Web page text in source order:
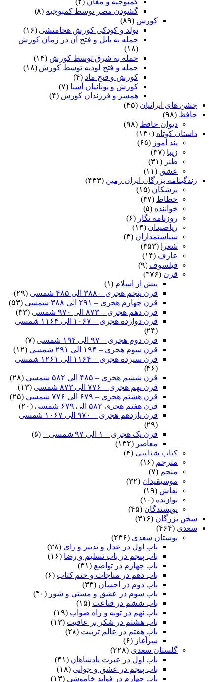
گشودن مصر توسط کمبوجیه (۸)
کورش (۸۹)
تولد و کودکی کورش هخامنشی (۱۶)
حمله به بابل و فتح آن در زمان کورش
(۱۸)
حمله به شرق توسط کورش (۱۴)
حمله و فتح لودیه توسط کورش (۱۸)
کورش و فتح ماد (۴)
کورش و یونانیان آسیا (۷)
همسر و فرزندان کورش (۴)
جشن های ایرانیان (۴۵)
حافظ (۹۸)
دیوان حافظ (۹۸)
داستان کوتاه (۱۳۰)
پند آموز (۶۵)
زیبا (۳۷)
طنز (۳۱)
عشق (۱۱)
زندگینامه بزرگان ایران زمین (۴۳۳)
پزشکان (۱۵)
خطاط (۳۷)
خواننده (۵)
روزنامه نگار (۶)
ریاضیدان (۱۴)
سیاستمداران (۳)
شعرا
(۳۵۳)
عارف (۱۴)
فیلسوف (۹)
قرن (۳۷۶)
پیش از اسلام (۱)
قرن پنجم هجری – ۳۸۸ الی ۴۸۵ شمسی
(۲۹)
قرن چهارم هجری – ۲۹۱ الی ۳۸۸ شمسی
(۵۳)
قرن دهم هجری – ۸۷۳ الی ۹۷۰ شمسی
(۳۳)
قرن دوازده هجری – ۱۰۶۷ الی ۱۱۶۴ شمسی
(۲۴)
قرن دوم هجری – ۹۷ الی ۱۹۴ شمسی
(۷)
قرن سوم هجری – ۱۹۴ الی ۲۹۱ شمسی
(۱۲)
قرن سیزده هجری – ۱۱۶۴ الی ۱۲۶۱ شمسی
(۴۶)
قرن ششم هجری – ۴۸۵ الی ۵۸۲ شمسی
(۲۸)
قرن نهم هجری – ۷۷۶ الی ۸۷۳ شمسی
(۱۳)
قرن هشتم هجری – ۶۷۹ الی ۷۷۶ شمسی
(۲۵)
قرن هفتم هجری ۵۸۲ الی ۶۷۹ شمسی
(۲۰)
قرن یازدهم هجری – ۹۷۰ الی ۱۰۶۷ شمسی
(۲۹)
قرن یک هجری – ۱ الی ۹۷ شمسی –
(۵)
معاصر (۱۳۲)
کتاب شناسی (۴)
مترجم (۱۶)
منجم (۷)
موسیقیدان (۳۲)
نقاش (۱۹)
نوازنده (۱۰)
نویسندگان (۴۵)
سخن بزرگان (۳۱۶)
سعدی (۴۶۴)
بوستان سعدی (۲۳۶)
باب اول در عدل و تدبیر و رای (۳۸)
باب پنجم در باب تسلیم و رضا (۱۶)
باب چهارم در تواضع (۳۱)
باب دهم در مناجات و ختم کتاب (۶)
باب دوم در احسان (۳۳)
باب سوم در عشق و مستی و شور (۳۰)
باب ششم در قناعت (۱۵)
باب نهم در توبه و راه صواب (۱۹)
باب هشتم در شکر بر عافیت (۱۳)
باب هفتم در عالم تربیت (۲۸)
سرآغاز (۶)
گلستان سعدی (۲۲۸)
باب اول در عبرت پادشاهان (۴۱)
باب پنجم در عشق و جوانى (۱۸)
باب چهارم در فواید خاموشى (۱۳)